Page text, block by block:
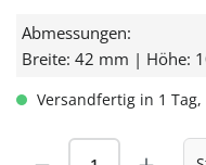
Abmessungen:
Breite: 42 mm | Höhe:
Versandfertig in 1
Produkt